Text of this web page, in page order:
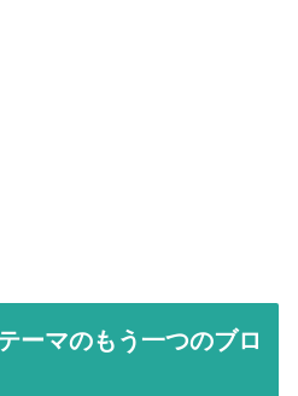
ーマのもう一つのブロ